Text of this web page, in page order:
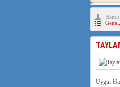
Hamit
Genel
Uygur